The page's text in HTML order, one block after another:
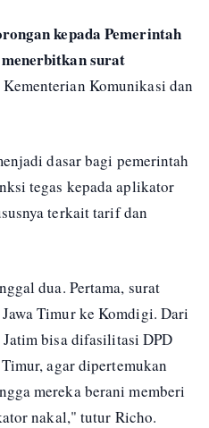
kepada Pemerintah
surat
Komunikasi dan
dasar bagi pemerintah
tegas kepada aplikator
terkait tarif dan
dua. Pertama, surat
Timur ke Komdigi. Dari
bisa difasilitasi DPD
agar dipertemukan
mereka berani memberi
nakal," tutur Richo.